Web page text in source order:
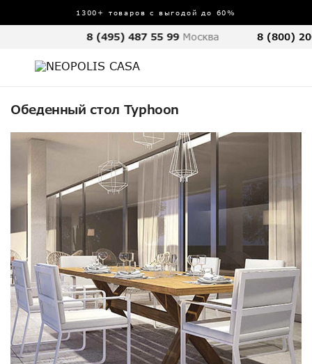
1300+ товаров с выгодой до 60%
8 (495) 487 55 99 Москва 8 (800)
Обеденный стол Typhoon